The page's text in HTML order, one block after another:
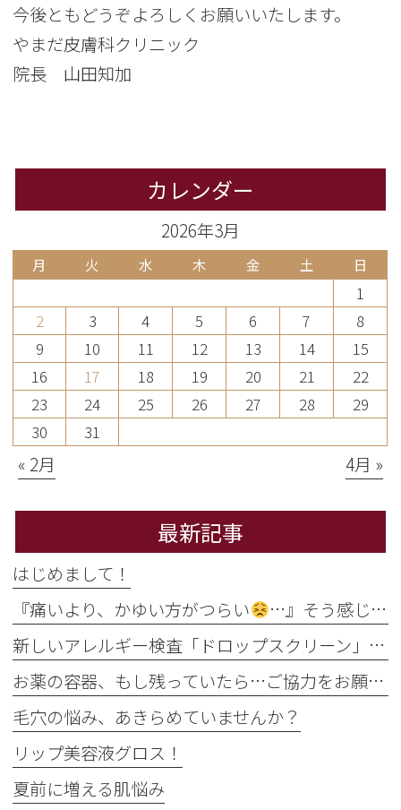
今後ともどうぞよろしくお願いいたします。
やまだ皮膚科クリニック
院長 山田知加
カレンダー
2026年3月
月 火 水 木 金 土 日
1
2
3 4 5 6 7
8
9
10 11 12 13 14
15
16
17 18 19 20 21
22
23
24 25 26 27 28
29
30
31
« 2月 4月 »
最新記事
はじめまして！
『痛いより、かゆい方がつらい
…』そう感じるのには理由があります
新しいアレルギー検査「ドロップスクリーン」を導入しました！
お薬の容器、もし残っていたら…ご協力をお願いします
毛穴の悩み、あきらめていませんか？
リップ美容液グロス！
夏前に増える肌悩み